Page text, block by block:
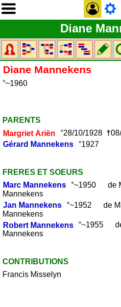
Diane
Diane Mannekens
°~1960
PARENTS
Margriet Ariën °28/10/1928 †
Gérard Mannekens °1927
FRERES ET SOEURS
Marc Mannekens
°~1950 de
Mannekens
Jan Mannekens
°~1952 de
Mannekens
Robert Mannekens
°~1955 de
Mannekens
CONTRIBUTIONS
Francis Misselyn